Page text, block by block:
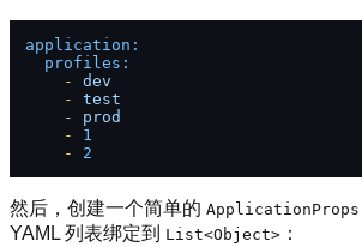
application:
profiles:
-
dev
-
test
-
prod
-
1
-
2
然后，创建一个简单的 ApplicationProps
YAML 列表绑定到 List<Object> ：